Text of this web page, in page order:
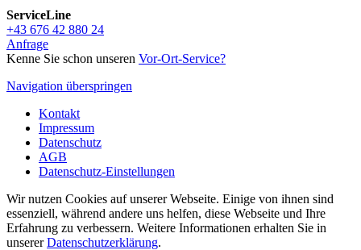
ServiceLine
+43 676 42 880 24
Anfrage
Kenne Sie schon unseren Vor-Ort-Service?
Navigation überspringen
Kontakt
Impressum
Datenschutz
AGB
Datenschutz-Einstellungen
Wir nutzen Cookies auf unserer Webseite. Einige von ihnen sind
essenziell, während andere uns helfen, diese Webseite und Ihre
Erfahrung zu verbessern. Weitere Informationen erhalten Sie in
unsererDatenschutzerklärung.